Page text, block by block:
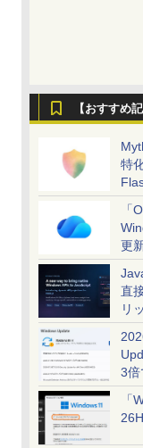
【おすすめ
特
「
更
直
リ
3倍
幅
「